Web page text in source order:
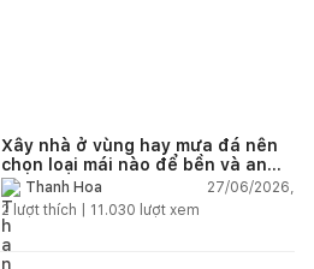
Xây nhà ở vùng hay mưa đá nên
chọn loại mái nào để bền và an
toàn?Thanh Hoa
27/06/2026,
2 lượt thích | 11.030 lượt xem